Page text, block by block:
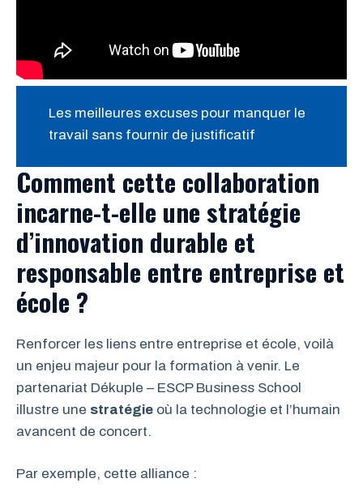
Les meilleures excuses pour manquer le
travail sans fournir de justificatif
Comment cette collaboration
incarne-t-elle une stratégie
d’innovation durable et
responsable entre entreprise et
école ?
Renforcer les liens entre entreprise et école, voilà
un enjeu majeur pour la formation à venir. Le
partenariat Dékuple – ESCP Business School
illustre une stratégie où la technologie et l’humain
avancent de concert.
Par exemple, cette alliance :